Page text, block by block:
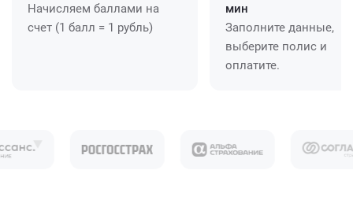
Начисляем баллами на
счет (1 балл = 1 рубль)
мин
Заполните данные,
выберите полис и
оплатите.